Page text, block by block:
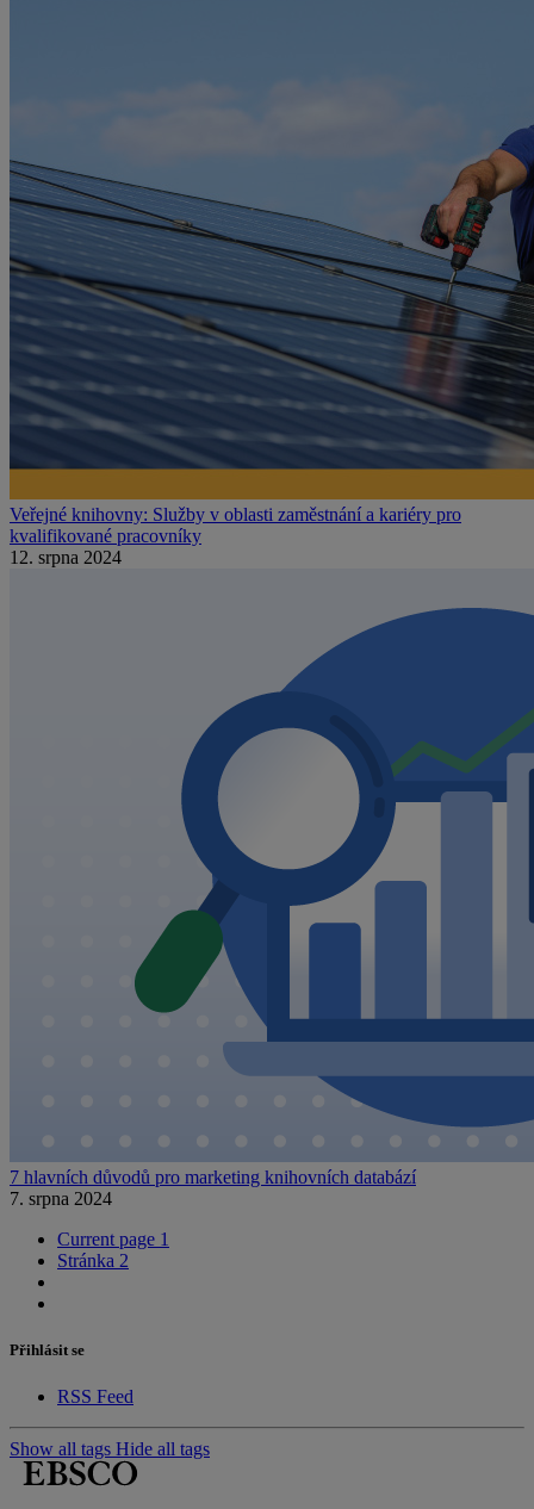
Veřejné knihovny: Služby v oblasti zaměstnání a kariéry pro
kvalifikované pracovníky
12. srpna 2024
7 hlavních důvodů pro marketing knihovních databází
7. srpna 2024
Current page 1
Stránka 2
Přihlásit se
RSS Feed
Show all tags Hide all tags